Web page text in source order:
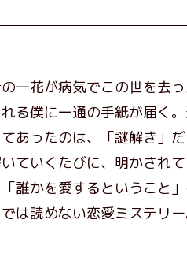
一花が病気でこの世を去
る僕に一通の手紙が届く
あったのは、「謎解き」
ていくたびに、明かされ
誰かを愛するということ
は読めない恋愛ミステリー